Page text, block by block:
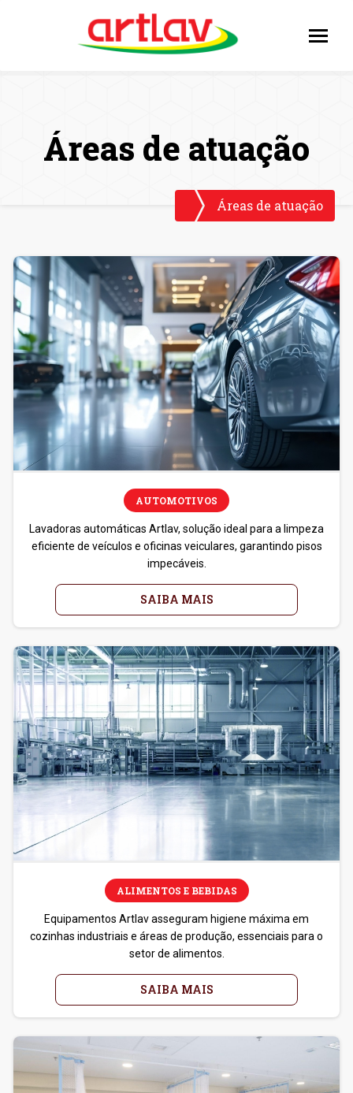
Áreas de atuação
Áreas de atuação
AUTOMOTIVOS
Lavadoras automáticas Artlav, solução ideal para a limpeza
eficiente de veículos e oficinas veiculares, garantindo pisos
impecáveis.
SAIBA MAIS
ALIMENTOS E BEBIDAS
Equipamentos Artlav asseguram higiene máxima em
cozinhas industriais e áreas de produção, essenciais para o
setor de alimentos.
SAIBA MAIS